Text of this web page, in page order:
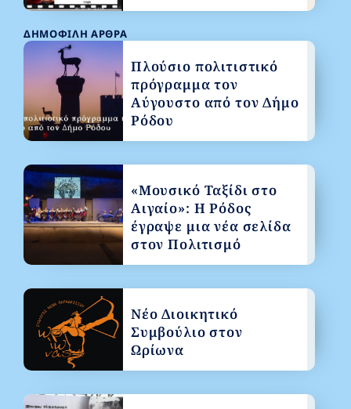
ΔΗΜΟΦΙΛΉ ΆΡΘΡΑ
Πλούσιο πολιτιστικό
πρόγραμμα τον
Αύγουστο από τον Δήμο
Ρόδου
«Μουσικό Ταξίδι στο
Αιγαίο»: Η Ρόδος
έγραψε μια νέα σελίδα
στον Πολιτισμό
Νέο Διοικητικό
Συμβούλιο στον
Ωρίωνα